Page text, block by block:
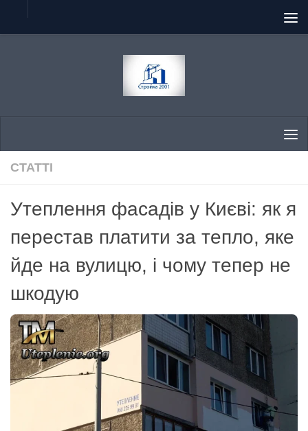
Skip to content
СТАТТІ
Утеплення фасадів у Києві: як я
перестав платити за тепло, яке
йде на вулицю, і чому тепер не
шкодую